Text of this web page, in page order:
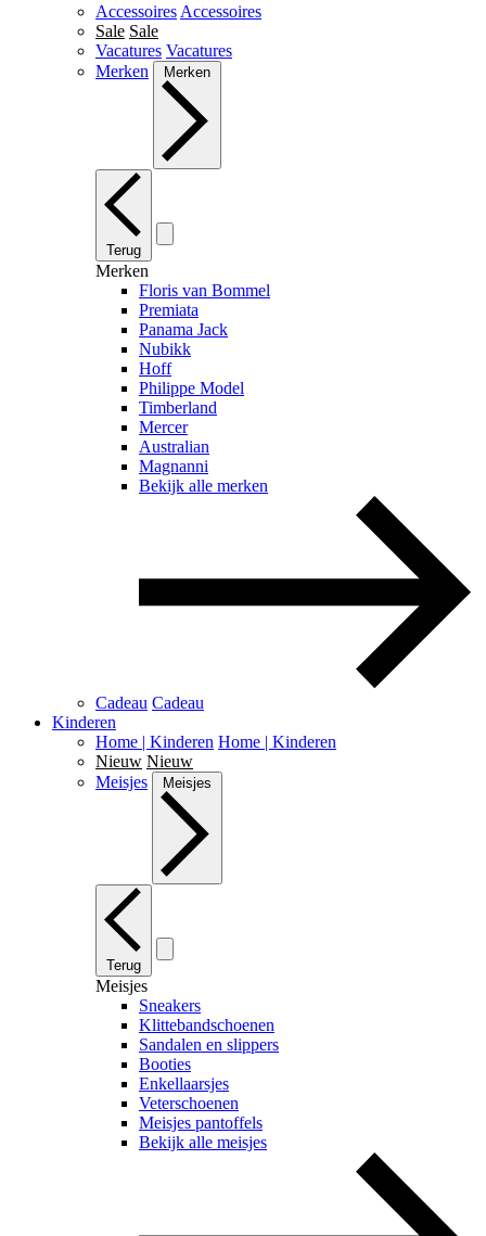
Accessoires Accessoires
Sale Sale
Vacatures Vacatures
Merken
Merken
Terug
Merken
Floris van Bommel
Premiata
Panama Jack
Nubikk
Hoff
Philippe Model
Timberland
Mercer
Australian
Magnanni
Bekijk alle merken
Cadeau Cadeau
Kinderen
Home | Kinderen Home | Kinderen
Nieuw Nieuw
Meisjes
Meisjes
Terug
Meisjes
Sneakers
Klittebandschoenen
Sandalen en slippers
Booties
Enkellaarsjes
Veterschoenen
Meisjes pantoffels
Bekijk alle meisjes